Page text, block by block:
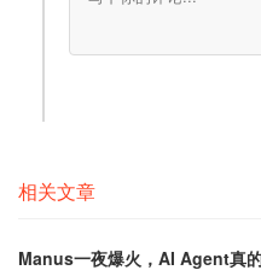
相关文章
Manus一夜爆火，AI Agent真